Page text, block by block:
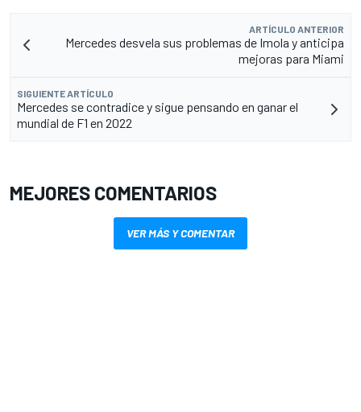
ARTÍCULO ANTERIOR
Mercedes desvela sus problemas de Imola y anticipa
mejoras para Miami
SIGUIENTE ARTÍCULO
Mercedes se contradice y sigue pensando en ganar el
mundial de F1 en 2022
MEJORES COMENTARIOS
VER MÁS Y COMENTAR